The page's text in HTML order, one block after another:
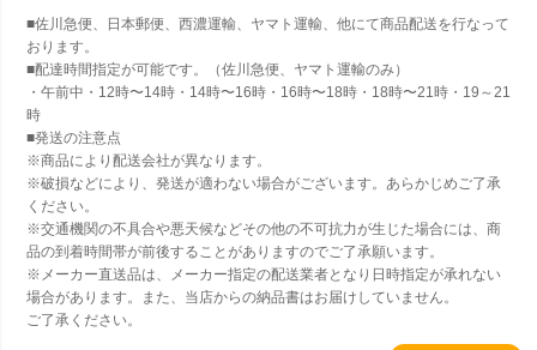
■佐川急便、日本郵便、西濃運輸、ヤマト運輸、他にて商品配送を行なって
おります。
■配達時間指定が可能です。（佐川急便、ヤマト運輸のみ）
・午前中・12時〜14時・14時〜16時・16時〜18時・18時〜21時・19～21
時
■発送の注意点
※商品により配送会社が異なります。
※破損などにより、発送が適わない場合がございます。あらかじめご了承
ください。
※交通機関の不具合や悪天候などその他の不可抗力が生じた場合には、商
品の到着時間帯が前後することがありますのでご了承願います。
※メーカー直送品は、メーカー指定の配送業者となり日時指定が承れない
場合があります。また、当店からの納品書はお届けしていません。
ご了承ください。